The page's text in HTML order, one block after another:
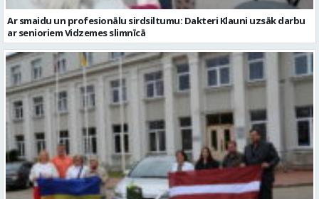
Ar smaidu un profesionālu sirdsiltumu: Dakteri Klauni uzsāk darbu
ar senioriem Vidzemes slimnīcā